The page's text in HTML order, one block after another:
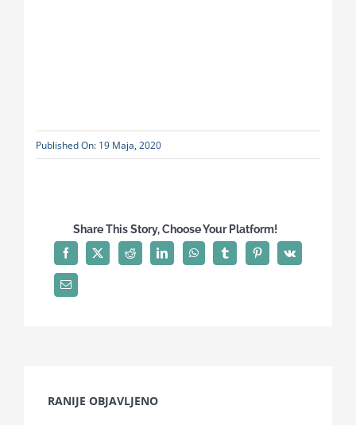
Published On: 19 Maja, 2020
Share This Story, Choose Your Platform!
RANIJE OBJAVLJENO